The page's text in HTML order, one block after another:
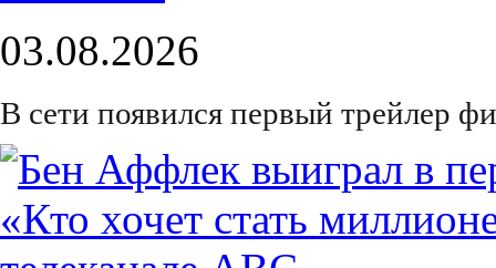
03.08.2026
В сети появился первый трейлер